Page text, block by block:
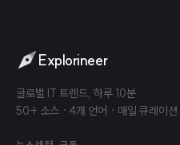
Explorineer
글로벌 IT 트렌드, 하루 10분.
50+ 소스 · 4개 언어 · 매일 큐레이션.